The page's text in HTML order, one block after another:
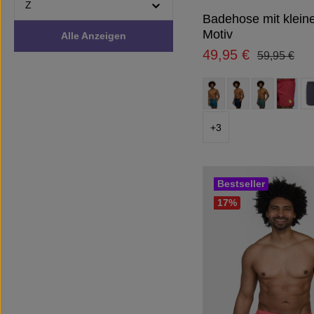
Z
Alle Anzeigen
Badehose mit
Motiv
Verkaufspreis:
49,95 € Regulärer
59,95 €
Farbe
+3
17%
Bestseller